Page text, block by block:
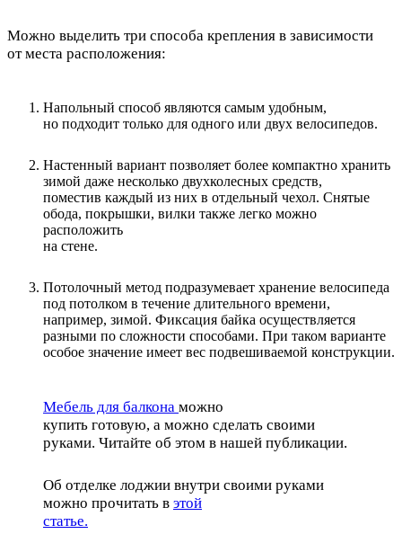
Можно выделить три способа крепления в зависимости
от места расположения:
Напольный способ являются самым удобным,
но подходит только для одного или двух велосипедов.
Настенный вариант позволяет более компактно хранить
зимой даже несколько двухколесных средств,
поместив каждый из них в отдельный чехол. Снятые
обода, покрышки, вилки также легко можно
расположить
на стене.
Потолочный метод подразумевает хранение велосипеда
под потолком в течение длительного времени,
например, зимой. Фиксация байка осуществляется
разными по сложности способами. При таком варианте
особое значение имеет вес подвешиваемой конструкции.
Мебель для балкона можно
купить готовую, а можно сделать своими
руками. Читайте об этом в нашей публикации.
Об отделке лоджии внутри своими руками
можно прочитать в этой
статье.